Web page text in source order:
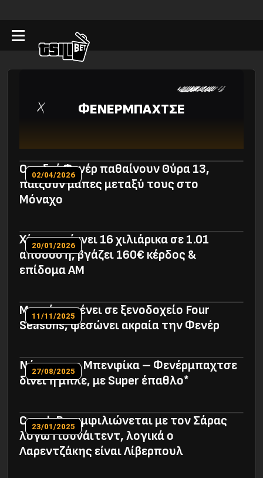
ΦΕΝΕΡΜΠΑΧΤΣΕ
Οπαδοί Φενέρ παθαίνουν Θύρα 13,
παίζουν μάπες μεταξύ τους στο
Μόναχο
02/04/2026
Χάστης ρίχνει 16 χιλιάρικα σε 1.01
απόδοση, βγάζει 160€ κέρδος &
επίδομα ΑΜ
20/01/2026
Moυρίνιο μένει σε ξενοδοχείο Four
Seasons, φεσώνει ακραία την Φενέρ
11/11/2025
Νόημα στο Μπενφίκα – Φενέρμπαχτσε
δίνει η μπλε, με Super έπαθλο*
27/08/2025
Coach B συμφιλιώνεται με τον Σάρας
λόγω Γιουνάιτεντ, λογικά ο
Λαρεντζάκης είναι Λίβερπουλ
23/01/2025